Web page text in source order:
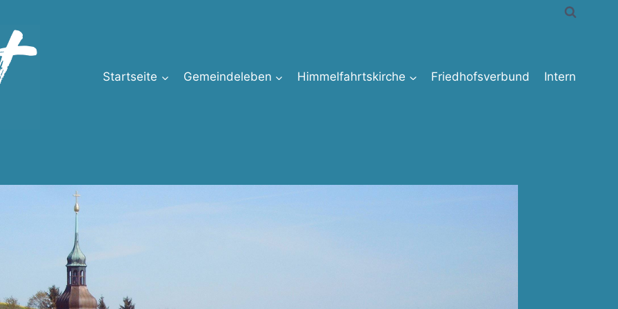
Startseite Gemeindeleben Himmelfahrtskirche Friedhofsverbund Intern